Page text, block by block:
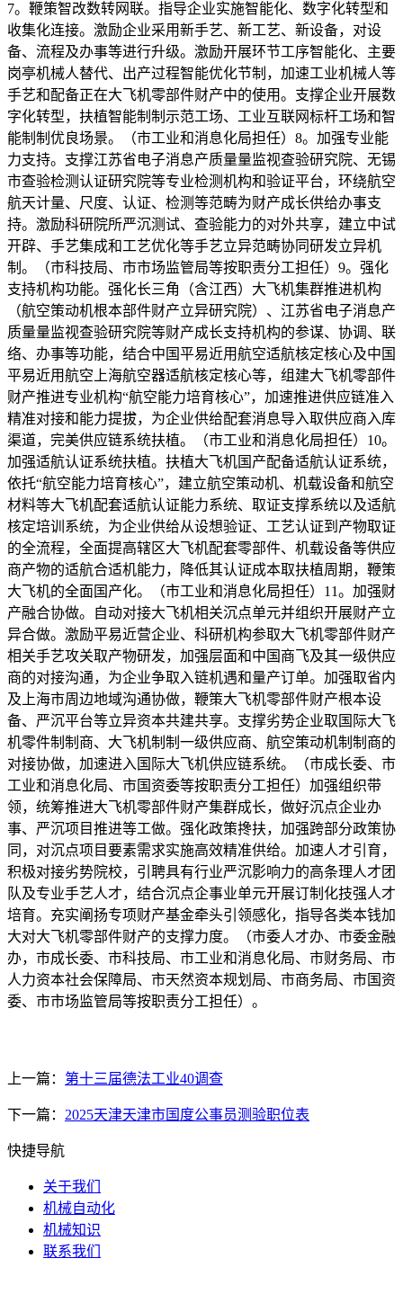
7。鞭策智改数转网联。指导企业实施智能化、数字化转型和
收集化连接。激励企业采用新手艺、新工艺、新设备，对设
备、流程及办事等进行升级。激励开展环节工序智能化、主要
岗亭机械人替代、出产过程智能优化节制，加速工业机械人等
手艺和配备正在大飞机零部件财产中的使用。支撑企业开展数
字化转型，扶植智能制制示范工场、工业互联网标杆工场和智
能制制优良场景。（市工业和消息化局担任）8。加强专业能
力支持。支撑江苏省电子消息产质量量监视查验研究院、无锡
市查验检测认证研究院等专业检测机构和验证平台，环绕航空
航天计量、尺度、认证、检测等范畴为财产成长供给办事支
持。激励科研院所严沉测试、查验能力的对外共享，建立中试
开辟、手艺集成和工艺优化等手艺立异范畴协同研发立异机
制。（市科技局、市市场监管局等按职责分工担任）9。强化
支持机构功能。强化长三角（含江西）大飞机集群推进机构
（航空策动机根本部件财产立异研究院）、江苏省电子消息产
质量量监视查验研究院等财产成长支持机构的参谋、协调、联
络、办事等功能，结合中国平易近用航空适航核定核心及中国
平易近用航空上海航空器适航核定核心等，组建大飞机零部件
财产推进专业机构“航空能力培育核心”，加速推进供应链准入
精准对接和能力提拔，为企业供给配套消息导入取供应商入库
渠道，完美供应链系统扶植。（市工业和消息化局担任）10。
加强适航认证系统扶植。扶植大飞机国产配备适航认证系统，
依托“航空能力培育核心”，建立航空策动机、机载设备和航空
材料等大飞机配套适航认证能力系统、取证支撑系统以及适航
核定培训系统，为企业供给从设想验证、工艺认证到产物取证
的全流程，全面提高辖区大飞机配套零部件、机载设备等供应
商产物的适航合适机能力，降低其认证成本取扶植周期，鞭策
大飞机的全面国产化。（市工业和消息化局担任）11。加强财
产融合协做。自动对接大飞机相关沉点单元并组织开展财产立
异合做。激励平易近营企业、科研机构参取大飞机零部件财产
相关手艺攻关取产物研发，加强层面和中国商飞及其一级供应
商的对接沟通，为企业争取入链机遇和量产订单。加强取省内
及上海市周边地域沟通协做，鞭策大飞机零部件财产根本设
备、严沉平台等立异资本共建共享。支撑劣势企业取国际大飞
机零件制制商、大飞机制制一级供应商、航空策动机制制商的
对接协做，加速进入国际大飞机供应链系统。（市成长委、市
工业和消息化局、市国资委等按职责分工担任）加强组织带
领，统筹推进大飞机零部件财产集群成长，做好沉点企业办
事、严沉项目推进等工做。强化政策搀扶，加强跨部分政策协
同，对沉点项目要素需求实施高效精准供给。加速人才引育，
积极对接劣势院校，引聘具有行业严沉影响力的高条理人才团
队及专业手艺人才，结合沉点企事业单元开展订制化技强人才
培育。充实阐扬专项财产基金牵头引领感化，指导各类本钱加
大对大飞机零部件财产的支撑力度。（市委人才办、市委金融
办，市成长委、市科技局、市工业和消息化局、市财务局、市
人力资本社会保障局、市天然资本规划局、市商务局、市国资
委、市市场监管局等按职责分工担任）。
上一篇： 第十三届德法工业40调查
下一篇： 2025天津天津市国度公事员测验职位表
快捷导航
关于我们
机械自动化
机械知识
联系我们